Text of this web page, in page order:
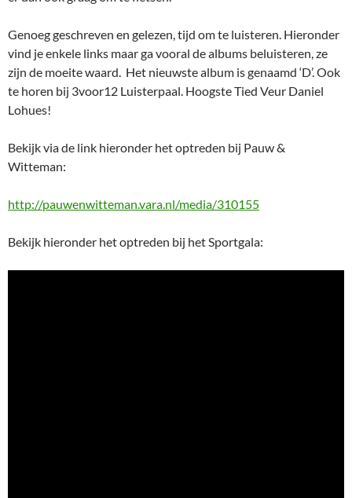
Genoeg geschreven en gelezen, tijd om te luisteren. Hieronder
vind je enkele links maar ga vooral de albums beluisteren, ze
zijn de moeite waard. Het nieuwste album is genaamd ‘D’. Ook
te horen bij 3voor12 Luisterpaal. Hoogste Tied Veur Daniel
Lohues!
Bekijk via de link hieronder het optreden bij Pauw &
Witteman:
http://pauwenwitteman.vara.nl/media/310155
Bekijk hieronder het optreden bij het Sportgala: